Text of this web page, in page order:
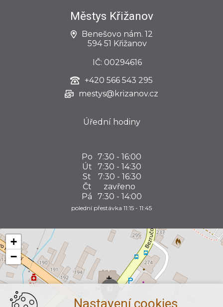
Městys Křižanov
Benešovo nám. 12
594 51 Křižanov
IČ: 00294616
+420 566 543 295
mestys@krizanov.cz
Úřední hodiny
Po 7:30 - 16:00
Út
7:30 - 14:30
St
7:30 - 16:30
Čt
zavřeno
Pá
7:30 - 14:00
polední přestávka 11:15 - 11:45
+
−
Nastavení cookies